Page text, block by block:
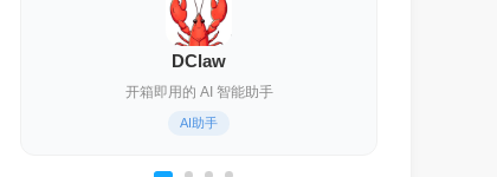
DClaw
开箱即用的 AI 智能助手
AI助手